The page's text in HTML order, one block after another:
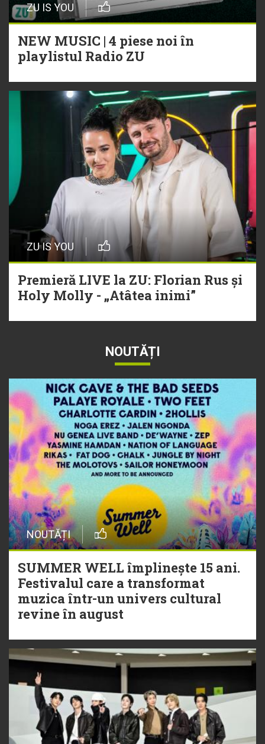
ZU IS YOU
NEW MUSIC | 4 piese noi în
playlistul Radio ZU
ZU IS YOU
Premieră LIVE la ZU: Florian Rus și
Holy Molly - „Atâtea inimi”
NOUTĂȚI
NOUTĂȚI
SUMMER WELL împlinește 15 ani.
Festivalul care a transformat
muzica într-un univers cultural
revine în august